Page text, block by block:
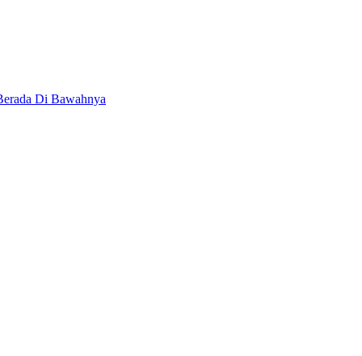
Di Bawahnya